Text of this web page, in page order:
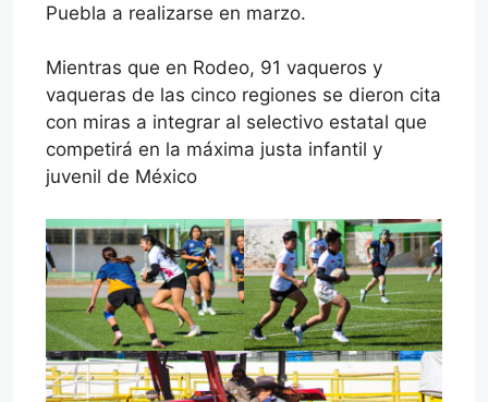
Puebla a realizarse en marzo.
Mientras que en Rodeo, 91 vaqueros y
vaqueras de las cinco regiones se dieron cita
con miras a integrar al selectivo estatal que
competirá en la máxima justa infantil y
juvenil de México